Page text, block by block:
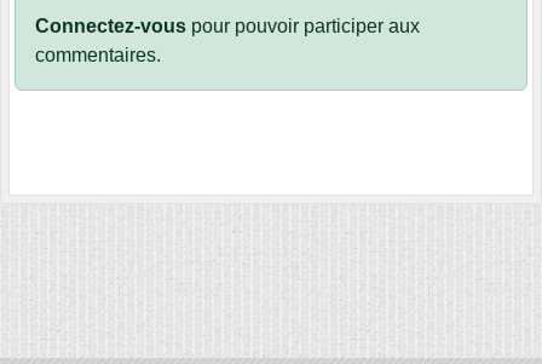
Connectez-vous pour pouvoir participer aux
commentaires.